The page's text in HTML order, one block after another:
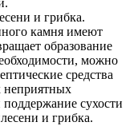
и грибка.
камня имеют
образование
можно
средства
неприятных
сухости
и грибка.